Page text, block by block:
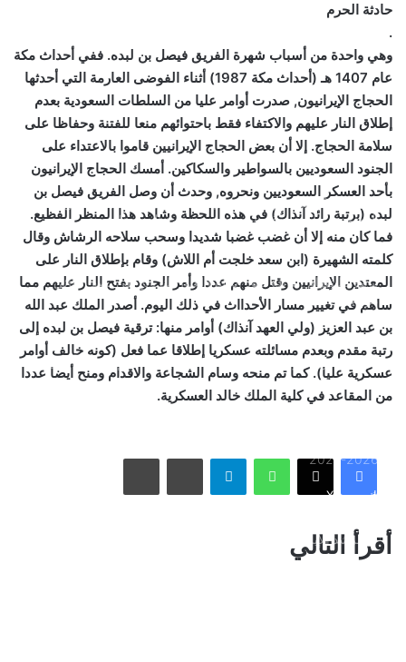
حادثة الحرم
.
وهي واحدة من أسباب شهرة الفريق فيصل بن لبده. ففي أحداث مكة
عام 1407 هـ (أحداث مكة 1987) أثناء الفوضى العارمة التي أحدثها
الحجاج الإيرانيون, صدرت أوامر عليا من السلطات السعودية بعدم
إطلاق النار عليهم والاكتفاء فقط باحتوائهم منعا للفتنة وحفاظا على
سلامة الحجاج. إلا أن بعض الحجاج الإيرانيين قاموا بالاعتداء على
الجنود السعوديين بالسواطير والسكاكين. أمسك الحجاج الإيرانيون
بأحد العسكر السعوديين ونحروه, وحدث أن وصل الفريق فيصل بن
لبده (برتبة رائد آنذاك) في هذه اللحظة وشاهد هذا المنظر الفظيع.
فما كان منه إلا أن غضب غضبا شديدا وسحب سلاحه الرشاش وقال
كلمته الشهيرة (ابن سعد خلجت أم اللاش) وقام بإطلاق النار على
المعتدين الإيرانيين وقتل منهم عددا وأمر الجنود بفتح النار عليهم مما
ساهم في تغيير مسار الأحدااث في ذلك اليوم. أصدر الملك عبد الله
بن عبد العزيز (ولي العهد آنذاك) أوامر منها: ترقية فيصل بن لبده إلى
رتبة مقدم وبعدم مسائلته عسكريا إطلاقا عما فعل (كونه خالف أوامر
عسكرية عليا). كما تم منحه وسام الشجاعة والاقدام ومنح أيضا عددا
من المقاعد في كلية الملك خالد العسكرية.
فيسبوك X
واتساب تيلقرام مشاركة عبر البريد طباعة
أقرأ التالي
بالصور: 800 متر من الرعب في بامبلونا.. ثيران هائجة تسحق
المغامرين ولن تصدق ما يحدث في «حلبة الموت»!
ثنائية بيلينغهام القاتلة تقود إنجلترا لعبور النرويج إلى نصف نهائي
مونديال 2026
أمريكا تشنّ الجولة الثالثة من ضرباتها الجوية على إيران رداً على
هجوم بمضيق هرمز
2026-2027
«المرشد الإيراني» يشعل العالم